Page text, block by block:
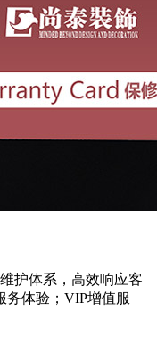
护体系，高效响应客
务体验；VIP增值服